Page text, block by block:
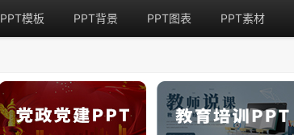
PPT模板 PPT背景 PPT图表 PPT素材